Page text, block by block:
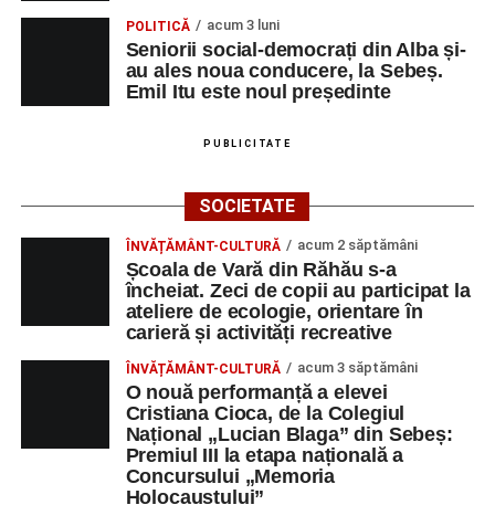
POLITICĂ acum 3 luni
Seniorii social-democrați din Alba și-
au ales noua conducere, la Sebeș.
Emil Itu este noul președinte
PUBLICITATE
SOCIETATE
ÎNVĂȚĂMÂNT-CULTURĂ acum 2 săptămâni
Școala de Vară din Răhău s-a
încheiat. Zeci de copii au participat la
ateliere de ecologie, orientare în
carieră și activități recreative
ÎNVĂȚĂMÂNT-CULTURĂ acum 3 săptămâni
O nouă performanță a elevei
Cristiana Cioca, de la Colegiul
Național „Lucian Blaga” din Sebeș:
Premiul III la etapa națională a
Concursului „Memoria
Holocaustului”